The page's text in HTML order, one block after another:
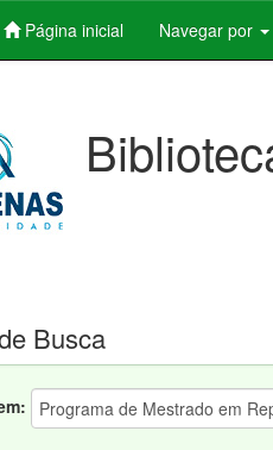
Página inicial Navegar por
Busca